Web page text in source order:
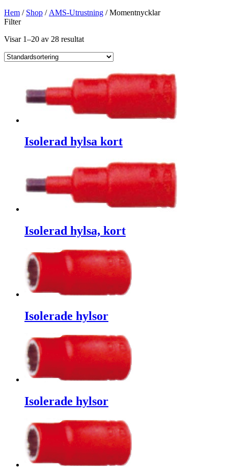
Hem / Shop / AMS-Utrustning / Momentnycklar
Filter
Visar 1–20 av 28 resultat
Isolerad hylsa kort
Isolerad hylsa, kort
Isolerade hylsor
Isolerade hylsor